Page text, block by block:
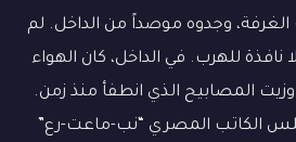
وجدوه موصداً من الداخل. لم
نافذة للهرب. في الداخل، كان الهواء
وزيت المصابيح الذي انطفأ منذ زمن.
جلس الكاتب المصري “نب-ماعت-رع”